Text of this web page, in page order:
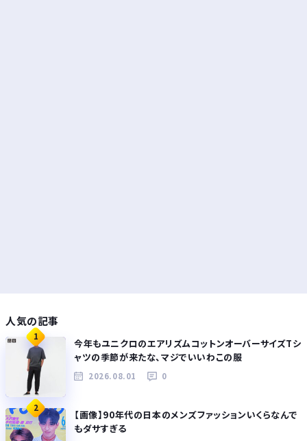
人気の記事
1
今年もユニクロのエアリズムコットンオーバーサイズTシ
ャツの季節が来たな、マジでいいわこの服
2026.08.01 0
2
【画像】90年代の日本のメンズファッションいくらなんで
もダサすぎる